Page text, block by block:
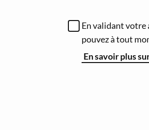
En validant votre
pouvez à tout
En savoir plus